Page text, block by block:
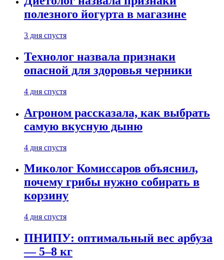
полезного йогурта в магазине
3 дня спустя
Технолог назвала признаки
опасной для здоровья черники
4 дня спустя
Агроном рассказала, как выбрать
самую вкусную дыню
4 дня спустя
Миколог Комиссаров объяснил,
почему грибы нужно собирать в
корзину
4 дня спустя
ПНИПУ: оптимальный вес арбуза
— 5–8 кг